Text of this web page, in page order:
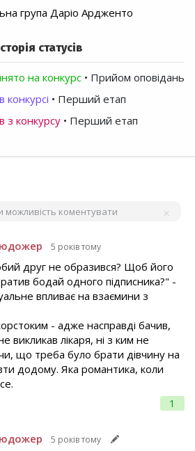
група Даріо Ардженто
статусів
на конкурс • Прийом оповідань
конкурсі • Перший етап
з конкурсу • Перший етап
можливість коментувати
5 років тому
1
друг не образився? Щоб його
бодай одного підписника?" -
впливає на взаємини з
- адже насправді бачив,
викликав лікаря, ні з ким не
що треба було брати дівчину на
додому. Яка романтика, коли
5 років тому